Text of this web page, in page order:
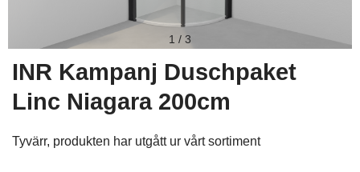
1 / 3
INR Kampanj Duschpaket
Linc Niagara 200cm
Tyvärr, produkten har utgått ur vårt sortiment